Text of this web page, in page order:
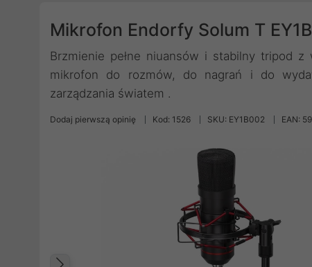
Mikrofon Endorfy Solum T
Brzmienie pełne niuansów i stabilny tripod
mikrofon do rozmów, do nagrań i do
zarządzania światem .
Dodaj pierwszą opinię Kod: 1526 SKU: EY1B002 EAN: